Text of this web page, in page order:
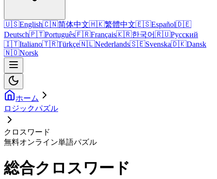
🇺🇸English🇨🇳简体中文🇭🇰繁體中文🇪🇸Español🇩🇪
Deutsch🇵🇹Português🇫🇷Français🇰🇷한국어🇷🇺Русский
🇮🇹Italiano🇹🇷Türkçe🇳🇱Nederlands🇸🇪Svenska🇩🇰Dansk
🇳🇴Norsk
ホーム
ロジックパズル
クロスワード
無料オンライン単語パズル
総合クロスワード